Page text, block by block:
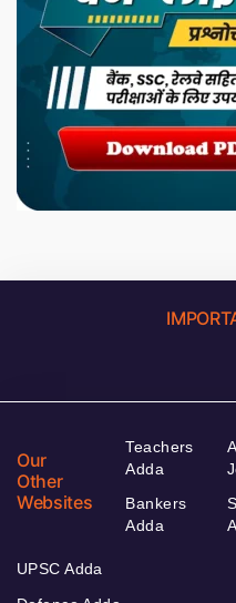
Our
Other
Websites
Teachers
Adda
Bankers
Adda
UPSC Adda